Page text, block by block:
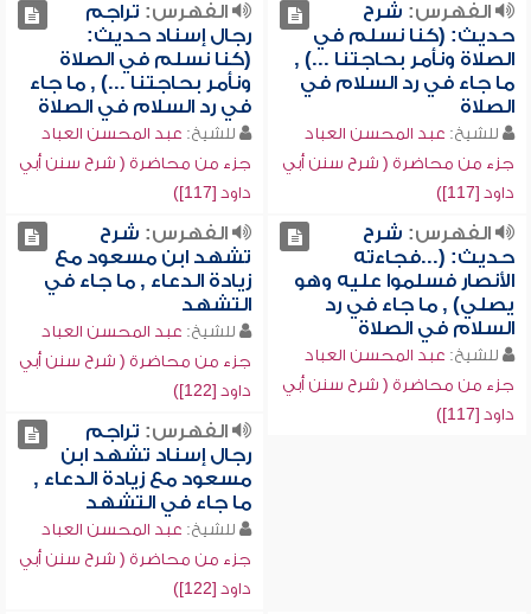
الفهرس: شرح
حديث: (كنا نسلم في
الصلاة ونأمر بحاجتنا ...) ,
ما جاء في رد السلام في
الصلاة
للشيخ: عبد المحسن العباد
جزء من محاضرة ( شرح سنن أبي
داود [117])
الفهرس: تراجم
رجال إسناد حديث:
(كنا نسلم في الصلاة
ونأمر بحاجتنا ...) , ما جاء
في رد السلام في الصلاة
للشيخ: عبد المحسن العباد
جزء من محاضرة ( شرح سنن أبي
داود [117])
الفهرس: شرح
حديث: (...فجاءته
الأنصار فسلموا عليه وهو
يصلي) , ما جاء في رد
السلام في الصلاة
للشيخ: عبد المحسن العباد
جزء من محاضرة ( شرح سنن أبي
داود [117])
الفهرس: شرح
تشهد ابن مسعود مع
زيادة الدعاء , ما جاء في
التشهد
للشيخ: عبد المحسن العباد
جزء من محاضرة ( شرح سنن أبي
داود [122])
الفهرس: تراجم
رجال إسناد تشهد ابن
مسعود مع زيادة الدعاء ,
ما جاء في التشهد
للشيخ: عبد المحسن العباد
جزء من محاضرة ( شرح سنن أبي
داود [122])